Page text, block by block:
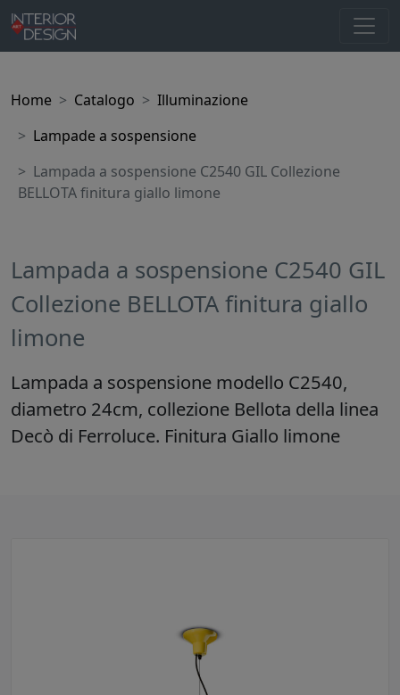
Home Catalogo
Illuminazione
Lampade a sospensione
Lampada a sospensione C2540 GIL Collezione
BELLOTA finitura giallo limone
Lampada a sospensione C2540 GIL
Collezione BELLOTA finitura giallo
limone
Lampada a sospensione modello C2540,
diametro 24cm, collezione Bellota della linea
Decò di Ferroluce. Finitura Giallo limone